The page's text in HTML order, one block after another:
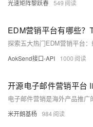
光速矩阵黎跃春 549
EDM营销平台有哪些？
AokSend接口-API 1000
开源电子邮件营销平台
米开朗基杨 984